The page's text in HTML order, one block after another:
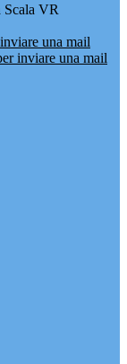
Scala VR
una mail
inviare una mail